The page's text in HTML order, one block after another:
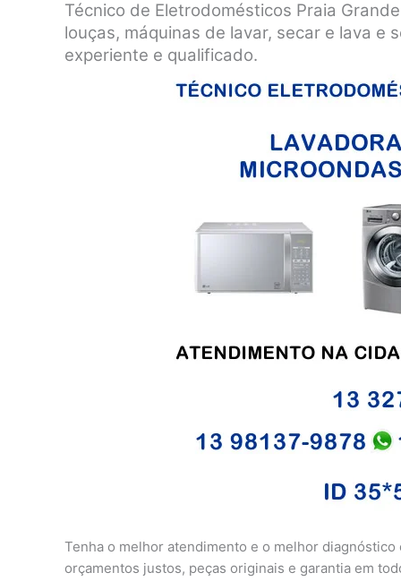
Técnico de Eletrodomésticos Praia
louças, máquinas de lavar, secar e lava e
experiente e qualificado.
Tenha o melhor atendimento e o melhor
orçamentos justos, peças originais e garantia em